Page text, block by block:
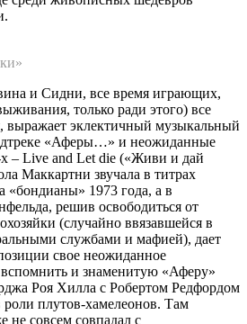
и Сидни, все время играющих,
только ради этого) все
выражает эклектичный музыкальный
«Аферы…» и неожиданные
– Live and Let die («Живи и дай
Маккартни звучала в титрах
«бондианы» 1973 года, а в
решив освободиться от
(случайно ввязавшейся в
службами и мафией), дает
свое неожиданное
и знаменитую «Аферу»
Роя Хилла с Робертом Редфордом
плутов-хамелеонов. Там
не совсем совпадал с